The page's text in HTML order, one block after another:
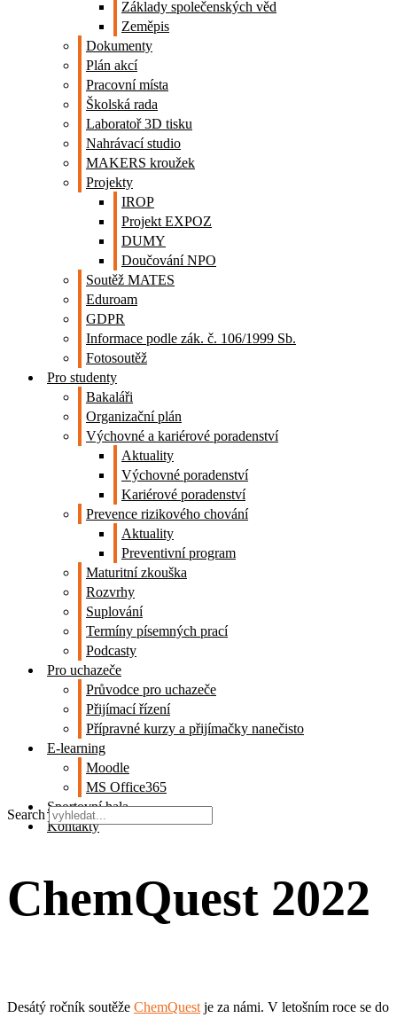
Základy společenských věd
Zeměpis
Dokumenty
Plán akcí
Pracovní místa
Školská rada
Laboratoř 3D tisku
Nahrávací studio
MAKERS kroužek
Projekty
IROP
Projekt EXPOZ
DUMY
Doučování NPO
Soutěž MATES
Eduroam
GDPR
Informace podle zák. č. 106/1999 Sb.
Fotosoutěž
Pro studenty
Bakaláři
Organizační plán
Výchovné a kariérové poradenství
Aktuality
Výchovné poradenství
Kariérové poradenství
Prevence rizikového chování
Aktuality
Preventivní program
Maturitní zkouška
Rozvrhy
Suplování
Termíny písemných prací
Podcasty
Pro uchazeče
Průvodce pro uchazeče
Přijímací řízení
Přípravné kurzy a přijímačky nanečisto
E-learning
Moodle
MS Office365
Sportovní hala
Kontakty
Search
ChemQuest 2022
Desátý ročník soutěže ChemQuest je za námi. V letošním roce se do